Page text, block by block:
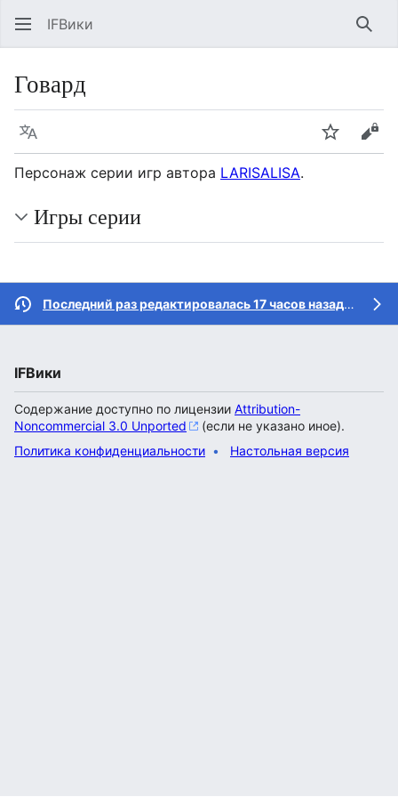
IFВики
Говард
Язык Следить
Персонаж серии игр автора LARISALISA.
Игры серии
Последний раз редактировалась 17 часов назад
IFВики
Содержание доступно по лицензии Attribution-
Noncommercial 3.0 Unported
(если не указано иное).
Политика конфиденциальности
Настольная версия